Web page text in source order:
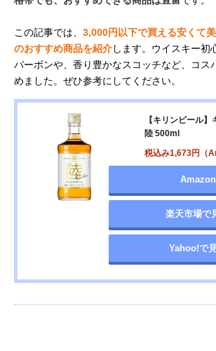
この記事では、 3,000円以下で買える安くて
のおすすめ商品を紹介します。ウイスキー初
バーボンや、香り豊かなスコッチなど、コス
めました。ぜひ参考にしてください。
【キリンビール
陸 500ml
税込み1,673円（
楽天市場で
Yahoo!で